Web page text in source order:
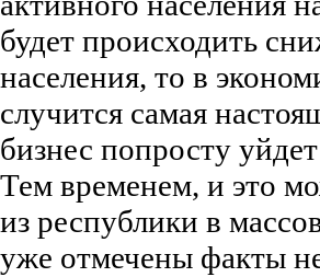
будет происходить
населения, то в
случится самая
бизнес попросту
Тем временем, и это
из республики в
уже отмечены факты